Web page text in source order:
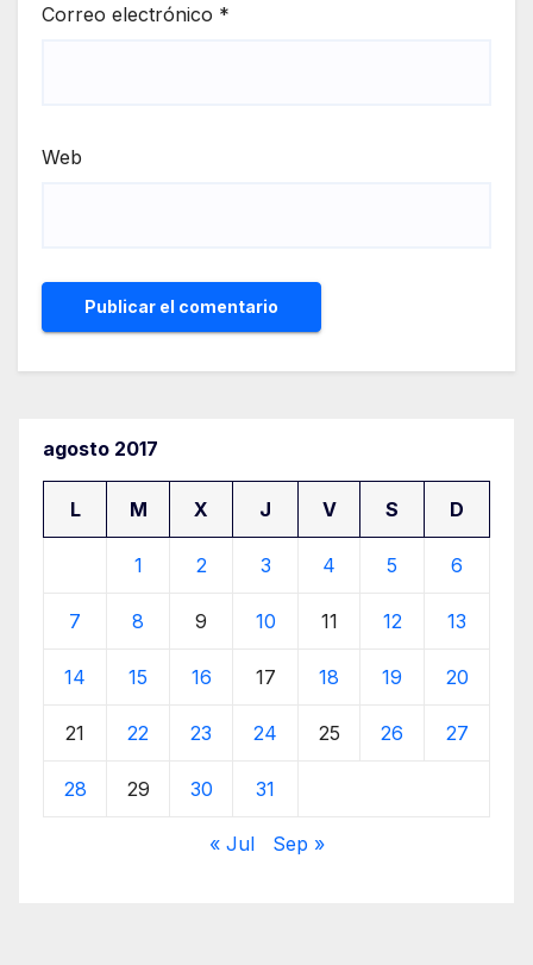
Correo electrónico *
Web
agosto 2017
L M X J V S D
1 2 3 4 5 6
7 8 9 10 11 12 13
14 15 16 17 18 19 20
21 22 23 24 25 26 27
28 29 30 31
« Jul Sep »